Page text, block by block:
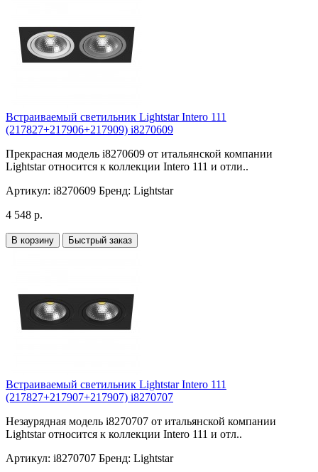
Встраиваемый светильник Lightstar Intero 111
(217827+217906+217909) i8270609
Прекрасная модель i8270609 от итальянской компании
Lightstar относится к коллекции Intero 111 и отли..
Артикул: i8270609 Бренд: Lightstar
4 548 р.
В корзину Быстрый заказ
Встраиваемый светильник Lightstar Intero 111
(217827+217907+217907) i8270707
Незаурядная модель i8270707 от итальянской компании
Lightstar относится к коллекции Intero 111 и отл..
Артикул: i8270707 Бренд: Lightstar